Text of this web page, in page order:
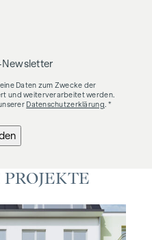
Daten zum Zwecke der
und weiterverarbeitet werden.
Datenschutzerklärung . *